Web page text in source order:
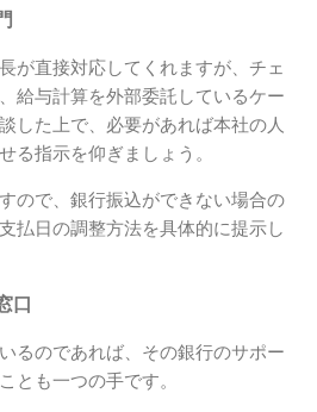
が直接対応してくれますが、チェ
給与計算を外部委託しているケー
した上で、必要があれば本社の人
る指示を仰ぎましょう。
ので、銀行振込ができない場合の
払日の調整方法を具体的に提示し
口
るのであれば、その銀行のサポー
とも一つの手です。